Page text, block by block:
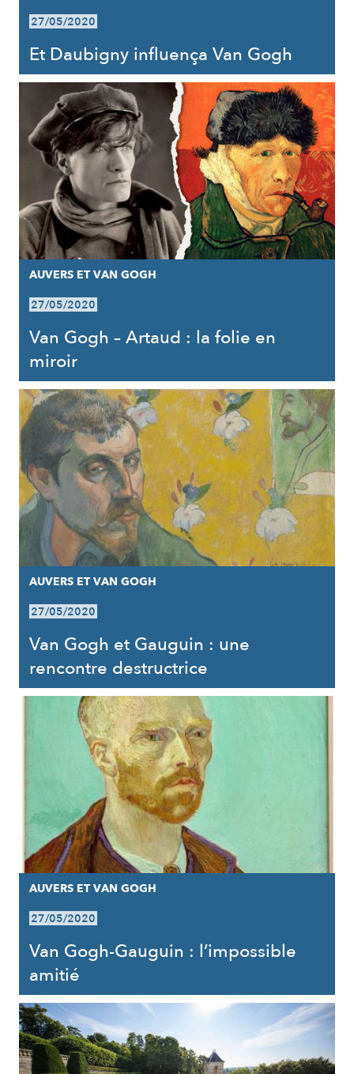
27/05/2020
Et Daubigny influença Van Gogh
AUVERS ET VAN GOGH
27/05/2020
Van Gogh – Artaud : la folie en
miroir
AUVERS ET VAN GOGH
27/05/2020
Van Gogh et Gauguin : une
rencontre destructrice
AUVERS ET VAN GOGH
27/05/2020
Van Gogh-Gauguin : l’impossible
amitié